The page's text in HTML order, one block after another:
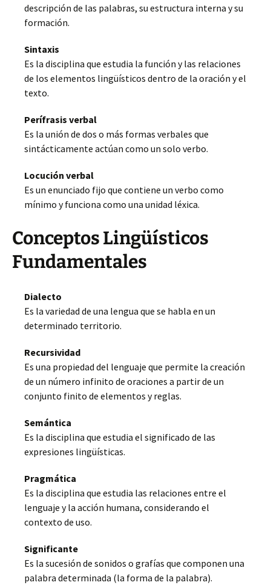
descripción de las palabras, su estructura interna y su
formación.
Sintaxis
Es la disciplina que estudia la función y las relaciones
de los elementos lingüísticos dentro de la oración y el
texto.
Perífrasis verbal
Es la unión de dos o más formas verbales que
sintácticamente actúan como un solo verbo.
Locución verbal
Es un enunciado fijo que contiene un verbo como
mínimo y funciona como una unidad léxica.
Conceptos Lingüísticos
Fundamentales
Dialecto
Es la variedad de una lengua que se habla en un
determinado territorio.
Recursividad
Es una propiedad del lenguaje que permite la creación
de un número infinito de oraciones a partir de un
conjunto finito de elementos y reglas.
Semántica
Es la disciplina que estudia el significado de las
expresiones lingüísticas.
Pragmática
Es la disciplina que estudia las relaciones entre el
lenguaje y la acción humana, considerando el
contexto de uso.
Significante
Es la sucesión de sonidos o grafías que componen una
palabra determinada (la forma de la palabra).